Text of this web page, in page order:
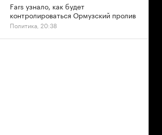
Fars узнало, как будет
контролироваться Ормузский пролив
Политика, 20:38